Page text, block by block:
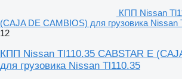
КПП Nissan
(CAJA DE CAMBIOS) для грузовика Nissan
12
КПП Nissan Tl110.35 CABSTAR E
для грузовика Nissan Tl110.35